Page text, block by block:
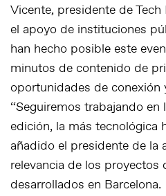
Vicente, presidente de
el apoyo de instituciones
han hecho posible este
minutos de contenido de
oportunidades de conexión
“Seguiremos trabajando en
edición, la más tecnológica
añadido el presidente de la
relevancia de los proyectos
desarrollados en Barcelona.